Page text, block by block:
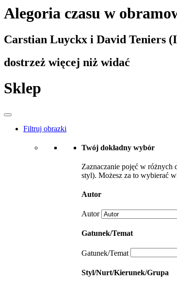
Alegoria czasu w
Carstian Luyckx i David Teniers
dostrzeż więcej niż widać
Sklep
Filtruj obrazki
Twój dokładny wybór
Zaznaczanie pojęć w różnych
styl). Możesz za to wybierać
Autor
Autor
Gatunek/Temat
Gatunek/Temat
Styl/Nurt/Kierunek/Grupa